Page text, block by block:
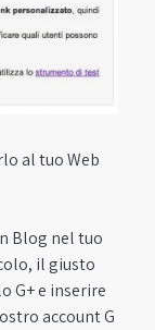
al tuo Web
Blog nel tuo
il giusto
G+ e inserire
account G